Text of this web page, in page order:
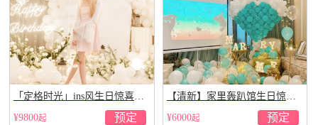
「定格时光」ins风生日惊喜布
置
¥9800起 预定
【清新】家里轰趴馆生日惊喜
布置
¥6000起 预定